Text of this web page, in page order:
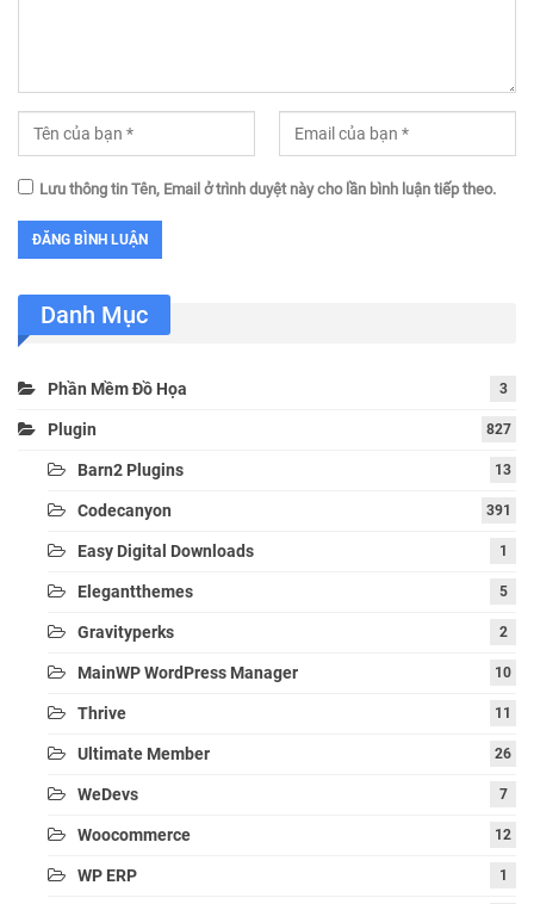
Lưu thông tin Tên, Email ở trình duyệt này cho lần bình luận tiếp theo.
Danh Mục
Phần Mềm Đồ Họa 3
Plugin 827
Barn2 Plugins 13
Codecanyon 391
Easy Digital Downloads 1
Elegantthemes 5
Gravityperks 2
MainWP WordPress Manager 10
Thrive 11
Ultimate Member 26
WeDevs 7
Woocommerce 12
WP ERP 1